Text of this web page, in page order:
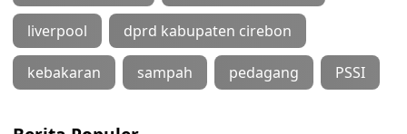
liverpool dprd kabupaten cirebon
kebakaran sampah pedagang PSSI